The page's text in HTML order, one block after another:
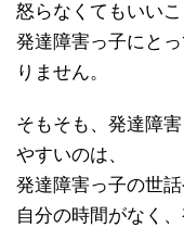
怒らなくてもいい
発達障害っ子にと
りません。
そもそも、発達障
やすいのは、
発達障害っ子の世
自分の時間がなく